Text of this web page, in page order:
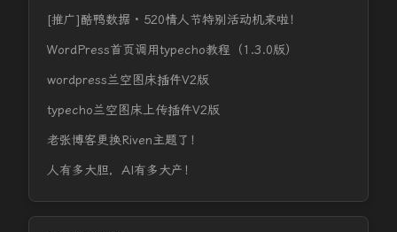
[推广]酷鸭数据 · 520情人节特别活动机来啦！
WordPress首页调用typecho教程（1.3.0版）
wordpress兰空图床插件V2版
typecho兰空图床上传插件V2版
老张博客更换Riven主题了！
人有多大胆，AI有多大产！